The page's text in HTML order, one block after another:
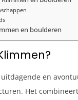
en boulderen
en
Het